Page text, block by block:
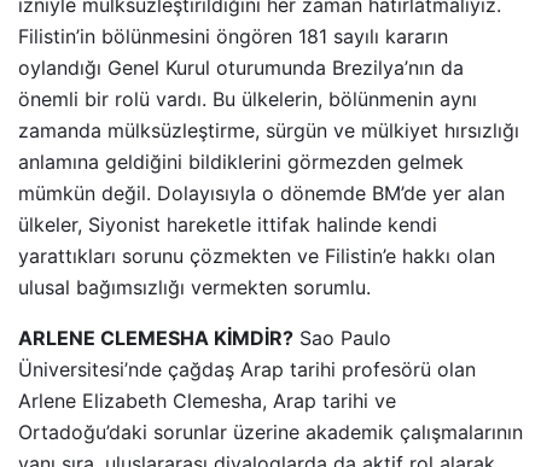
izniyle mülksüzleştirildiğini her zaman hatırlatmalıyız.
Filistin’in bölünmesini öngören 181 sayılı kararın
oylandığı Genel Kurul oturumunda Brezilya’nın da
önemli bir rolü vardı. Bu ülkelerin, bölünmenin aynı
zamanda mülksüzleştirme, sürgün ve mülkiyet hırsızlığı
anlamına geldiğini bildiklerini görmezden gelmek
mümkün değil. Dolayısıyla o dönemde BM’de yer alan
ülkeler, Siyonist hareketle ittifak halinde kendi
yarattıkları sorunu çözmekten ve Filistin’e hakkı olan
ulusal bağımsızlığı vermekten sorumlu.
ARLENE CLEMESHA KİMDİR? Sao Paulo
Üniversitesi’nde çağdaş Arap tarihi profesörü olan
Arlene Elizabeth Clemesha, Arap tarihi ve
Ortadoğu’daki sorunlar üzerine akademik çalışmalarının